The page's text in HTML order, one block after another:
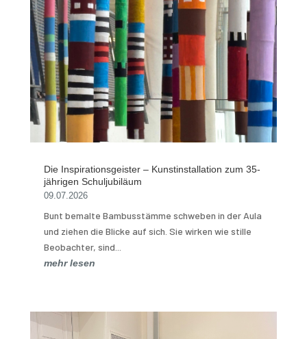
Die Inspirationsgeister – Kunstinstallation zum 35-
jährigen Schuljubiläum
09.07.2026
Bunt bemalte Bambusstämme schweben in der Aula
und ziehen die Blicke auf sich. Sie wirken wie stille
Beobachter, sind...
mehr lesen